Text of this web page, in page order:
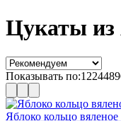
Цукаты из
Показывать по:122448
Яблоко кольцо вяленое